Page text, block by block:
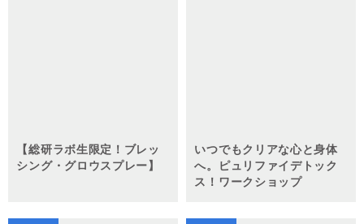
【総研ラボ生限定！ブレッ
シング・グロウスプレー】
いつでもクリアな心と身体
へ。ピュリファイデトック
ス！ワークショップ